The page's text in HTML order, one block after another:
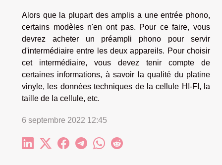
Alors que la plupart des amplis a une entrée phono,
certains modèles n'en ont pas. Pour ce faire, vous
devrez acheter un préampli phono pour servir
d'intermédiaire entre les deux appareils. Pour choisir
cet intermédiaire, vous devez tenir compte de
certaines informations, à savoir la qualité du platine
vinyle, les données techniques de la cellule HI-FI, la
taille de la cellule, etc.
6 septembre 2022 12:45